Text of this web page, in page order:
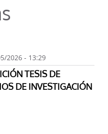
2026 - 13:29
TESIS DE
DE INVESTIGACIÓN